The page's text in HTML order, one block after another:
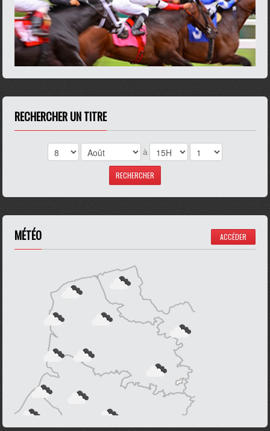
RECHERCHER UN TITRE
à
MÉTÉO ACCÉDER